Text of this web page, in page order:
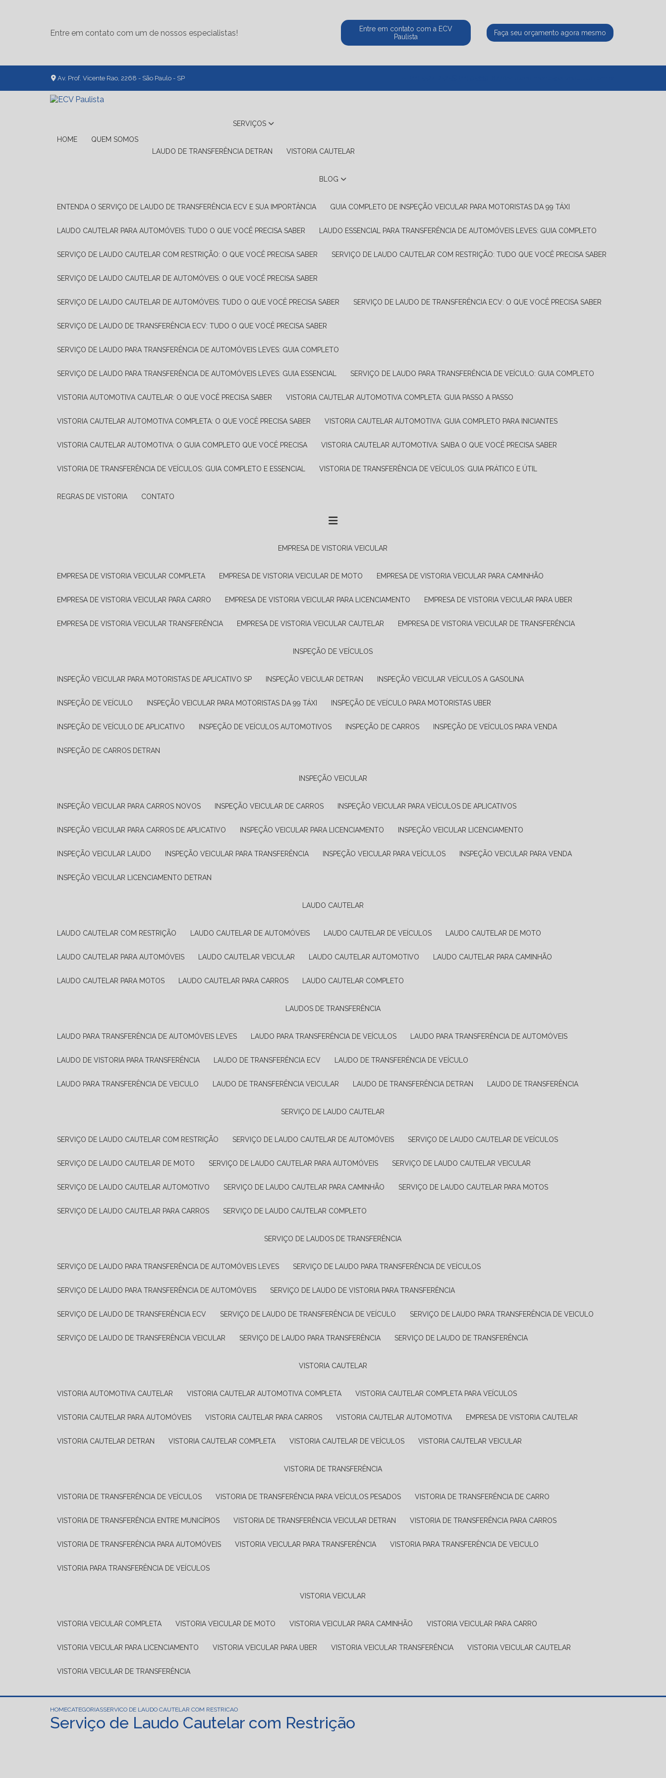
Entre em contato com um de nossos especialistas!
Entre em contato com a ECV
Paulista
Faça seu orçamento agora mesmo
Av. Prof. Vicente Rao, 2268 - São Paulo - SP
HOME QUEM SOMOS
SERVIÇOS
LAUDO DE TRANSFERÊNCIA DETRAN VISTORIA CAUTELAR
BLOG
ENTENDA O SERVIÇO DE LAUDO DE TRANSFERÊNCIA ECV E SUA IMPORTÂNCIA GUIA COMPLETO DE INSPEÇÃO VEICULAR PARA MOTORISTAS DA 99 TÁXI
LAUDO CAUTELAR PARA AUTOMÓVEIS: TUDO O QUE VOCÊ PRECISA SABER LAUDO ESSENCIAL PARA TRANSFERÊNCIA DE AUTOMÓVEIS LEVES: GUIA COMPLETO
SERVIÇO DE LAUDO CAUTELAR COM RESTRIÇÃO: O QUE VOCÊ PRECISA SABER SERVIÇO DE LAUDO CAUTELAR COM RESTRIÇÃO: TUDO QUE VOCÊ PRECISA SABER
SERVIÇO DE LAUDO CAUTELAR DE AUTOMÓVEIS: O QUE VOCÊ PRECISA SABER
SERVIÇO DE LAUDO CAUTELAR DE AUTOMÓVEIS: TUDO O QUE VOCÊ PRECISA SABER SERVIÇO DE LAUDO DE TRANSFERÊNCIA ECV: O QUE VOCÊ PRECISA SABER
SERVIÇO DE LAUDO DE TRANSFERÊNCIA ECV: TUDO O QUE VOCÊ PRECISA SABER
SERVIÇO DE LAUDO PARA TRANSFERÊNCIA DE AUTOMÓVEIS LEVES: GUIA COMPLETO
SERVIÇO DE LAUDO PARA TRANSFERÊNCIA DE AUTOMÓVEIS LEVES: GUIA ESSENCIAL SERVIÇO DE LAUDO PARA TRANSFERÊNCIA DE VEÍCULO: GUIA COMPLETO
VISTORIA AUTOMOTIVA CAUTELAR: O QUE VOCÊ PRECISA SABER VISTORIA CAUTELAR AUTOMOTIVA COMPLETA: GUIA PASSO A PASSO
VISTORIA CAUTELAR AUTOMOTIVA COMPLETA: O QUE VOCÊ PRECISA SABER VISTORIA CAUTELAR AUTOMOTIVA: GUIA COMPLETO PARA INICIANTES
VISTORIA CAUTELAR AUTOMOTIVA: O GUIA COMPLETO QUE VOCÊ PRECISA VISTORIA CAUTELAR AUTOMOTIVA: SAIBA O QUE VOCÊ PRECISA SABER
VISTORIA DE TRANSFERÊNCIA DE VEÍCULOS: GUIA COMPLETO E ESSENCIAL VISTORIA DE TRANSFERÊNCIA DE VEÍCULOS: GUIA PRÁTICO E ÚTIL
REGRAS DE VISTORIA CONTATO
EMPRESA DE VISTORIA VEICULAR
EMPRESA DE VISTORIA VEICULAR COMPLETA EMPRESA DE VISTORIA VEICULAR DE MOTO EMPRESA DE VISTORIA VEICULAR PARA CAMINHÃO
EMPRESA DE VISTORIA VEICULAR PARA CARRO EMPRESA DE VISTORIA VEICULAR PARA LICENCIAMENTO EMPRESA DE VISTORIA VEICULAR PARA UBER
EMPRESA DE VISTORIA VEICULAR TRANSFERÊNCIA EMPRESA DE VISTORIA VEICULAR CAUTELAR EMPRESA DE VISTORIA VEICULAR DE TRANSFERÊNCIA
INSPEÇÃO DE VEÍCULOS
INSPEÇÃO VEICULAR PARA MOTORISTAS DE APLICATIVO SP INSPEÇÃO VEICULAR DETRAN INSPEÇÃO VEICULAR VEÍCULOS A GASOLINA
INSPEÇÃO DE VEÍCULO INSPEÇÃO VEICULAR PARA MOTORISTAS DA 99 TÁXI INSPEÇÃO DE VEÍCULO PARA MOTORISTAS UBER
INSPEÇÃO DE VEÍCULO DE APLICATIVO INSPEÇÃO DE VEÍCULOS AUTOMOTIVOS INSPEÇÃO DE CARROS INSPEÇÃO DE VEÍCULOS PARA VENDA
INSPEÇÃO DE CARROS DETRAN
INSPEÇÃO VEICULAR
INSPEÇÃO VEICULAR PARA CARROS NOVOS INSPEÇÃO VEICULAR DE CARROS INSPEÇÃO VEICULAR PARA VEÍCULOS DE APLICATIVOS
INSPEÇÃO VEICULAR PARA CARROS DE APLICATIVO INSPEÇÃO VEICULAR PARA LICENCIAMENTO INSPEÇÃO VEICULAR LICENCIAMENTO
INSPEÇÃO VEICULAR LAUDO INSPEÇÃO VEICULAR PARA TRANSFERÊNCIA INSPEÇÃO VEICULAR PARA VEÍCULOS INSPEÇÃO VEICULAR PARA VENDA
INSPEÇÃO VEICULAR LICENCIAMENTO DETRAN
LAUDO CAUTELAR
LAUDO CAUTELAR COM RESTRIÇÃO LAUDO CAUTELAR DE AUTOMÓVEIS LAUDO CAUTELAR DE VEÍCULOS LAUDO CAUTELAR DE MOTO
LAUDO CAUTELAR PARA AUTOMÓVEIS LAUDO CAUTELAR VEICULAR LAUDO CAUTELAR AUTOMOTIVO LAUDO CAUTELAR PARA CAMINHÃO
LAUDO CAUTELAR PARA MOTOS LAUDO CAUTELAR PARA CARROS LAUDO CAUTELAR COMPLETO
LAUDOS DE TRANSFERÊNCIA
LAUDO PARA TRANSFERÊNCIA DE AUTOMÓVEIS LEVES LAUDO PARA TRANSFERÊNCIA DE VEÍCULOS LAUDO PARA TRANSFERÊNCIA DE AUTOMÓVEIS
LAUDO DE VISTORIA PARA TRANSFERÊNCIA LAUDO DE TRANSFERÊNCIA ECV LAUDO DE TRANSFERÊNCIA DE VEÍCULO
LAUDO PARA TRANSFERÊNCIA DE VEICULO LAUDO DE TRANSFERÊNCIA VEICULAR LAUDO DE TRANSFERÊNCIA DETRAN LAUDO DE TRANSFERÊNCIA
SERVIÇO DE LAUDO CAUTELAR
SERVIÇO DE LAUDO CAUTELAR COM RESTRIÇÃO SERVIÇO DE LAUDO CAUTELAR DE AUTOMÓVEIS SERVIÇO DE LAUDO CAUTELAR DE VEÍCULOS
SERVIÇO DE LAUDO CAUTELAR DE MOTO SERVIÇO DE LAUDO CAUTELAR PARA AUTOMÓVEIS SERVIÇO DE LAUDO CAUTELAR VEICULAR
SERVIÇO DE LAUDO CAUTELAR AUTOMOTIVO SERVIÇO DE LAUDO CAUTELAR PARA CAMINHÃO SERVIÇO DE LAUDO CAUTELAR PARA MOTOS
SERVIÇO DE LAUDO CAUTELAR PARA CARROS SERVIÇO DE LAUDO CAUTELAR COMPLETO
SERVIÇO DE LAUDOS DE TRANSFERÊNCIA
SERVIÇO DE LAUDO PARA TRANSFERÊNCIA DE AUTOMÓVEIS LEVES SERVIÇO DE LAUDO PARA TRANSFERÊNCIA DE VEÍCULOS
SERVIÇO DE LAUDO PARA TRANSFERÊNCIA DE AUTOMÓVEIS SERVIÇO DE LAUDO DE VISTORIA PARA TRANSFERÊNCIA
SERVIÇO DE LAUDO DE TRANSFERÊNCIA ECV SERVIÇO DE LAUDO DE TRANSFERÊNCIA DE VEÍCULO SERVIÇO DE LAUDO PARA TRANSFERÊNCIA DE VEICULO
SERVIÇO DE LAUDO DE TRANSFERÊNCIA VEICULAR SERVIÇO DE LAUDO PARA TRANSFERÊNCIA SERVIÇO DE LAUDO DE TRANSFERÊNCIA
VISTORIA CAUTELAR
VISTORIA AUTOMOTIVA CAUTELAR VISTORIA CAUTELAR AUTOMOTIVA COMPLETA VISTORIA CAUTELAR COMPLETA PARA VEÍCULOS
VISTORIA CAUTELAR PARA AUTOMÓVEIS VISTORIA CAUTELAR PARA CARROS VISTORIA CAUTELAR AUTOMOTIVA EMPRESA DE VISTORIA CAUTELAR
VISTORIA CAUTELAR DETRAN VISTORIA CAUTELAR COMPLETA VISTORIA CAUTELAR DE VEÍCULOS VISTORIA CAUTELAR VEICULAR
VISTORIA DE TRANSFERÊNCIA
VISTORIA DE TRANSFERÊNCIA DE VEÍCULOS VISTORIA DE TRANSFERÊNCIA PARA VEÍCULOS PESADOS VISTORIA DE TRANSFERÊNCIA DE CARRO
VISTORIA DE TRANSFERÊNCIA ENTRE MUNICÍPIOS VISTORIA DE TRANSFERÊNCIA VEICULAR DETRAN VISTORIA DE TRANSFERÊNCIA PARA CARROS
VISTORIA DE TRANSFERÊNCIA PARA AUTOMÓVEIS VISTORIA VEICULAR PARA TRANSFERÊNCIA VISTORIA PARA TRANSFERÊNCIA DE VEICULO
VISTORIA PARA TRANSFERÊNCIA DE VEÍCULOS
VISTORIA VEICULAR
VISTORIA VEICULAR COMPLETA VISTORIA VEICULAR DE MOTO VISTORIA VEICULAR PARA CAMINHÃO VISTORIA VEICULAR PARA CARRO
VISTORIA VEICULAR PARA LICENCIAMENTO VISTORIA VEICULAR PARA UBER VISTORIA VEICULAR TRANSFERÊNCIA VISTORIA VEICULAR CAUTELAR
VISTORIA VEICULAR DE TRANSFERÊNCIA
HOMECATEGORIASSERVICO DE LAUDO CAUTELAR COM RESTRICAO
Serviço de Laudo Cautelar com Restrição